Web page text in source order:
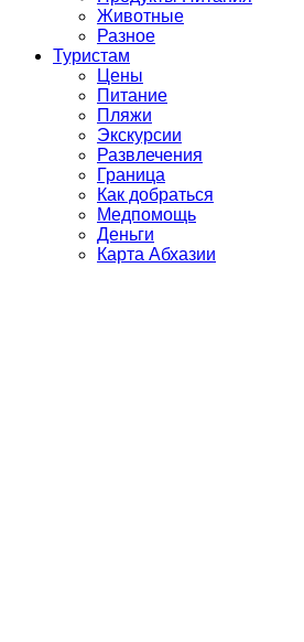
Животные
Разное
Туристам
Цены
Питание
Пляжи
Экскурсии
Развлечения
Граница
Как добраться
Медпомощь
Деньги
Карта Абхазии